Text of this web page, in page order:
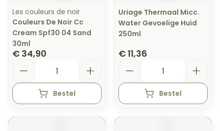
Les couleurs de noir
Couleurs De Noir Cc
Cream Spf30 04 Sand
30ml
€ 34,90
Bestel
Uriage Thermaal Micc.
Water Gevoelige Huid
250ml
€ 11,36
Bestel